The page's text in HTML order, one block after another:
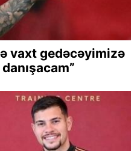
vaxt gedəcəyimizə